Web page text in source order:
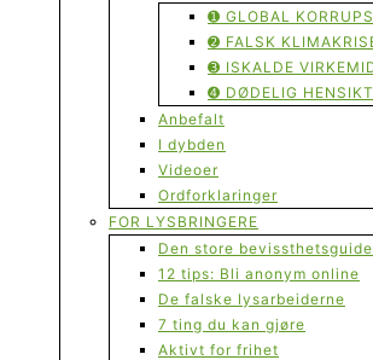
➊ GLOBAL
➋ FALSK
➌ ISKALDE
➍ DØDELIG HENSIKT
Anbefalt
I dybden
Videoer
Ordforklaringer
FOR LYSBRINGERE
Den store
12 tips: Bli anonym online
De falske lysarbeiderne
7 ting du kan gjøre
Aktivt for frihet